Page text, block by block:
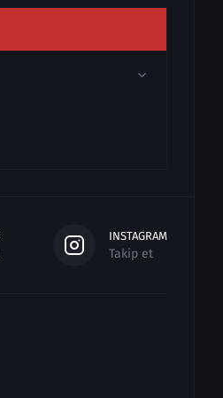
INSTAGRAM
Takip et